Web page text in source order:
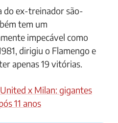
de 1990.
com o São Paulo nas
do ex-treinador são-
tem um
impecável como
dirigiu o Flamengo e